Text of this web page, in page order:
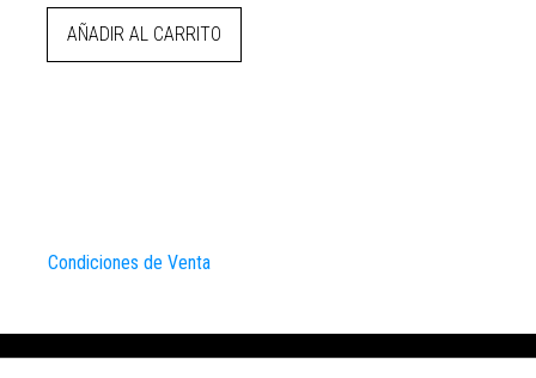
AÑADIR AL CARRITO
Condiciones de Venta